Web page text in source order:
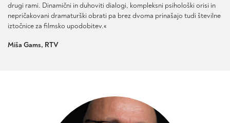
drugi rami. Dinamični in duhoviti dialogi, kompleksni psihološki orisi in
nepričakovani dramaturški obrati pa brez dvoma prinašajo tudi številne
iztočnice za filmsko upodobitev.«
Miša Gams, RTV